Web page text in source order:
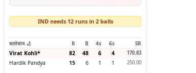
IND needs 12 runs in 2 balls
बल्लेबाज 🏏 R B 4s 6s
SR
Virat Kohli* 82 48 6 4 170.83
Hardik Pandya 15 6 1 1 250.00